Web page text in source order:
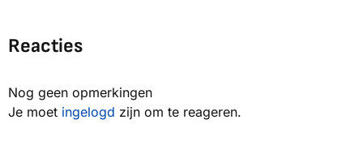
Reacties
Nog geen opmerkingen
Je moet ingelogd zijn om te reageren.